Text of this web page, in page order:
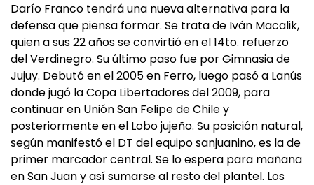
Darío Franco tendrá una nueva alternativa para la
defensa que piensa formar. Se trata de Iván Macalik,
quien a sus 22 años se convirtió en el 14to. refuerzo
del Verdinegro. Su último paso fue por Gimnasia de
Jujuy. Debutó en el 2005 en Ferro, luego pasó a Lanús
donde jugó la Copa Libertadores del 2009, para
continuar en Unión San Felipe de Chile y
posteriormente en el Lobo jujeño. Su posición natural,
según manifestó el DT del equipo sanjuanino, es la de
primer marcador central. Se lo espera para mañana
en San Juan y así sumarse al resto del plantel. Los